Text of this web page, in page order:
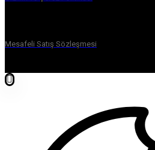
Mesafeli Satış Sözleşmesi